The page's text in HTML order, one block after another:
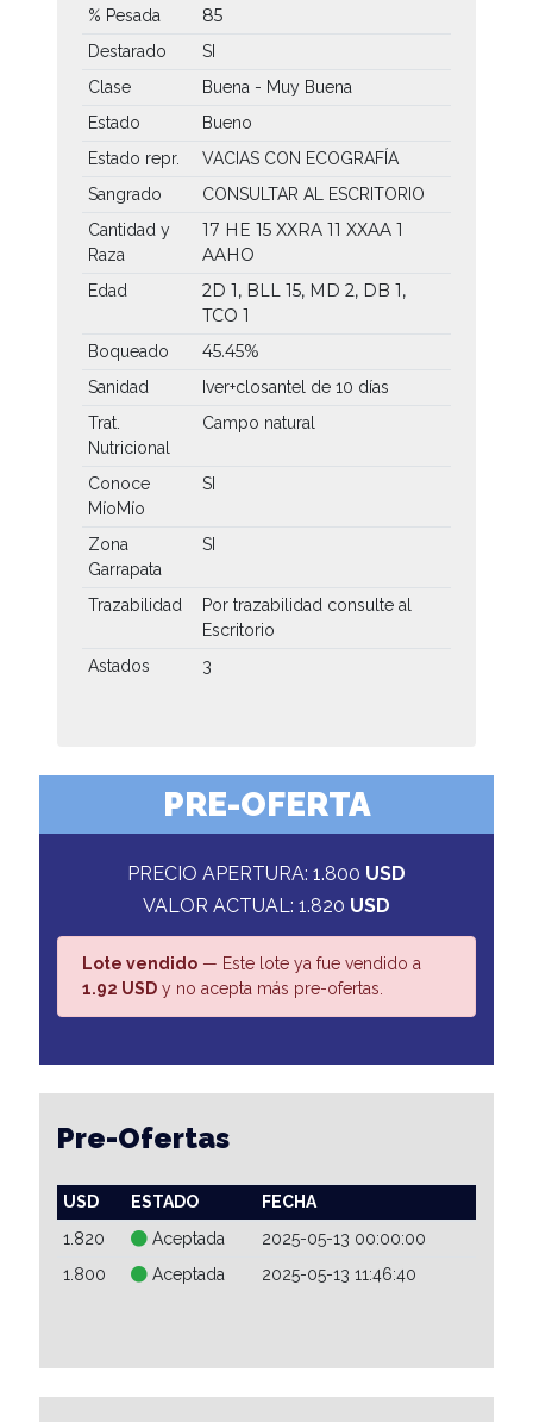
% Pesada 85
Destarado
SI
Clase
Buena - Muy Buena
Estado
Bueno
Estado repr.
VACIAS CON ECOGRAFÍA
Sangrado
CONSULTAR AL ESCRITORIO
Cantidad y
Raza
17 HE 15 XXRA 11 XXAA 1
AAHO
Edad
2D 1, BLL 15, MD 2, DB 1,
TCO 1
Boqueado 45.45%
Sanidad
Iver+closantel de 10 días
Trat.
Nutricional
Campo natural
Conoce
MíoMío
SI
Zona
Garrapata
SI
Trazabilidad
Por trazabilidad consulte al
Escritorio
Astados
3
PRE-OFERTA
PRECIO APERTURA: 1.800 USD
VALOR ACTUAL: 1.820 USD
Lote vendido — Este lote ya fue vendido a
1.92 USD y no acepta más pre-ofertas.
Pre-Ofertas
USD ESTADO
FECHA
1.820
Aceptada
2025-05-13 00:00:00
1.800
Aceptada 2025-05-13 11:46:40